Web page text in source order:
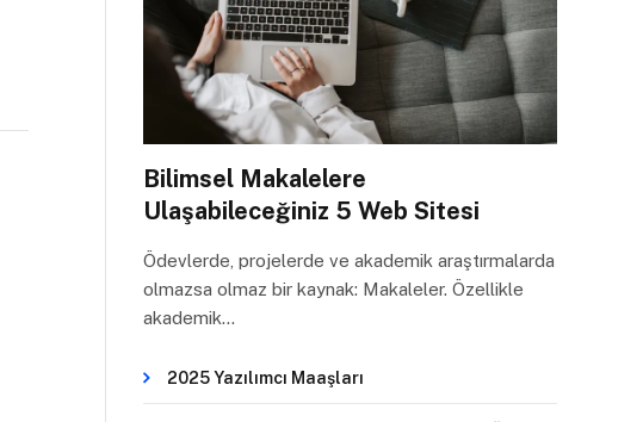
Bilimsel Makalelere
Ulaşabileceğiniz 5 Web Sitesi
Ödevlerde, projelerde ve akademik araştırmalarda
olmazsa olmaz bir kaynak: Makaleler. Özellikle
akademik…
2025 Yazılımcı Maaşları